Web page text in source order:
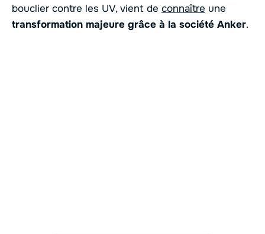
bouclier contre les UV, vient de connaître une
transformation majeure grâce à la société Anker.